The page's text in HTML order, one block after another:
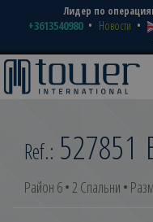
Лидер по
+3613540980 Новости
Ref.: 527851
Район 6 • 2 Спальни •